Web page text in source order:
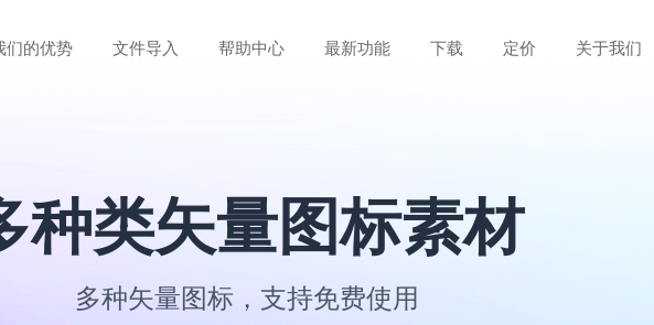
们的优势 文件导入 帮助中心 最新功能 下载 定价 关于我们
种类矢量图标素材
多种矢量图标，支持免费使用